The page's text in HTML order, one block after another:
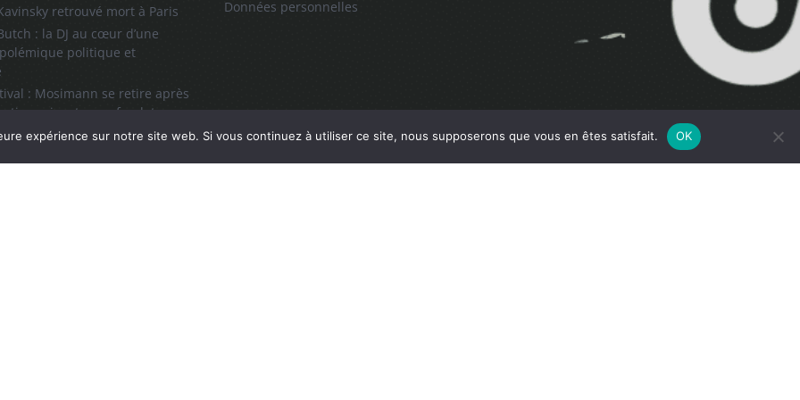
retrouvé mort à Paris
: la DJ au cœur d’une
politique et
: Mosimann se retire après
visant un cofondateur
l’icône du hip-hop et de la
Données personnelles
expérience sur notre site web. Si vous continuez à utiliser ce site, nous supposerons que vous en êtes satisfait. OK